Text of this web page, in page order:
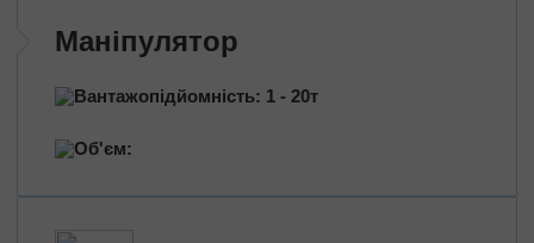
Перевезення квітів
Маніпулятор
Вантажопідйомність: 1 - 20т
Об'єм: